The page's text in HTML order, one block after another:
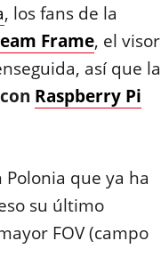
, los fans de la
Frame, el visor
así que la
Raspberry Pi
que ya ha
su último
FOV (campo